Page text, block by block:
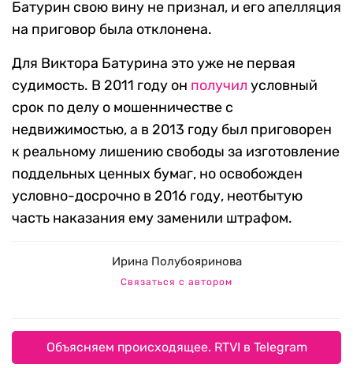
Батурин свою вину не признал, и его апелляция
на приговор была отклонена.
Для Виктора Батурина это уже не первая
судимость. В 2011 году он получил условный
срок по делу о мошенничестве с
недвижимостью, а в 2013 году был приговорен
к реальному лишению свободы за изготовление
поддельных ценных бумаг, но освобожден
условно-досрочно в 2016 году, неотбытую
часть наказания ему заменили штрафом.
Ирина Полубояринова
Связаться с автором
Объясняем происходящее. RTVI в Telegram